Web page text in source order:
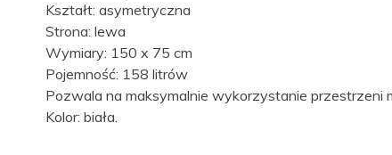
Kształt: asymetryczna
Strona: lewa
Wymiary: 150 x 75 cm
Pojemność: 158 litrów
Pozwala na maksymalnie wykorzystanie przestrzeni
Kolor: biała.